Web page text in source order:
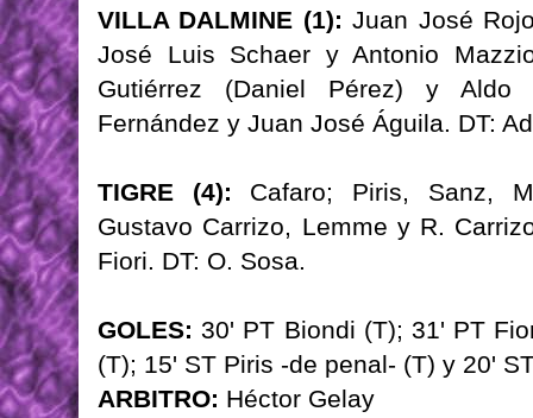
VILLA DALMINE (1): Juan José
José Luis Schaer y Antonio
Gutiérrez (Daniel Pérez) y Aldo
Fernández y Juan José Águila. DT:
TIGRE (4): Cafaro; Piris, Sanz,
Gustavo Carrizo, Lemme y R.
Fiori. DT: O. Sosa.
GOLES: 30' PT Biondi (T); 31' PT
(T); 15' ST Piris -de penal- (T) y 20'
ARBITRO: Héctor Gelay